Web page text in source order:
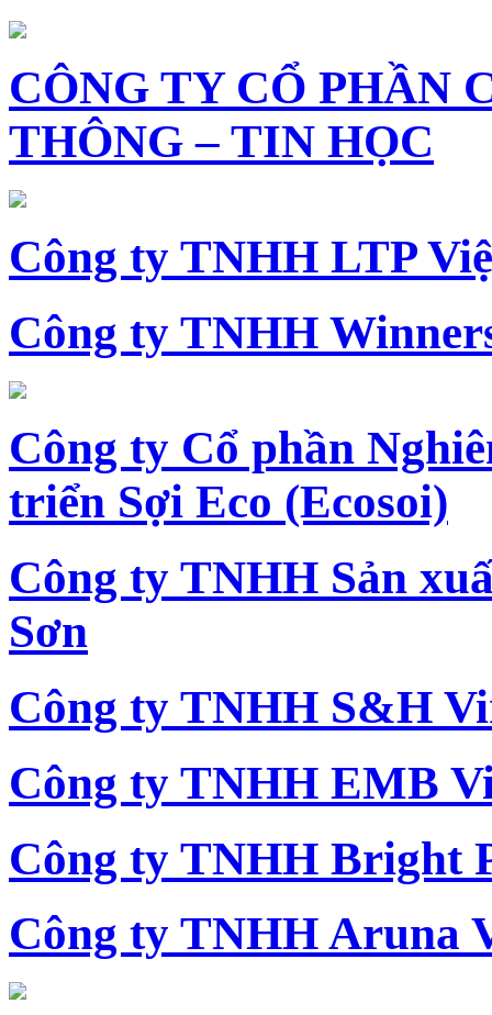
CÔNG TY CỔ PHẦN
THÔNG – TIN HỌC
Công ty TNHH LTP
Công ty TNHH
Công ty Cổ phần
triển Sợi Eco (Ecosoi)
Công ty TNHH Sản
Sơn
Công ty TNHH S&H
Công ty TNHH EMB
Công ty TNHH Bright
Công ty TNHH Aruna